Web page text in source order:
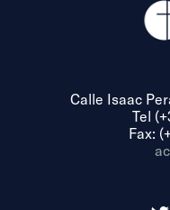
Calle Isaac
Tel
Fax: